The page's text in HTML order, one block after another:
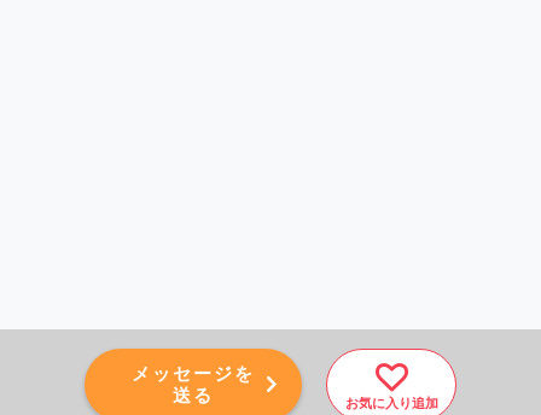
メッセージを
送る
お気に入り追加